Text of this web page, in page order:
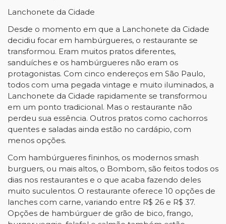
Lanchonete da Cidade
Desde o momento em que a Lanchonete da Cidade
decidiu focar em hambúrgueres, o restaurante se
transformou. Eram muitos pratos diferentes,
sanduíches e os hambúrgueres não eram os
protagonistas. Com cinco endereços em São Paulo,
todos com uma pegada vintage e muito iluminados, a
Lanchonete da Cidade rapidamente se transformou
em um ponto tradicional. Mas o restaurante não
perdeu sua essência. Outros pratos como cachorros
quentes e saladas ainda estão no cardápio, com
menos opções.
Com hambúrgueres fininhos, os modernos smash
burguers, ou mais altos, o Bombom, são feitos todos os
dias nos restaurantes e o que acaba fazendo deles
muito suculentos. O restaurante oferece 10 opções de
lanches com carne, variando entre R$ 26 e R$ 37.
Opções de hambúrguer de grão de bico, frango,